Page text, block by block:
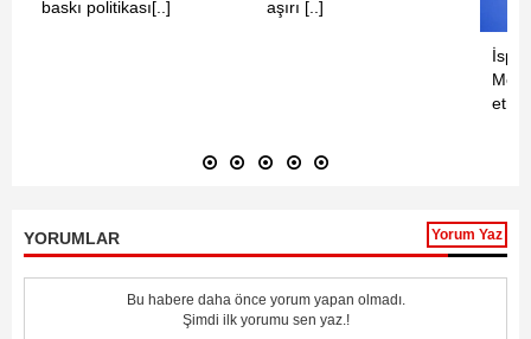
baskı politikası[..]
aşırı [..]
YORUMLAR Yorum Yaz
Bu habere daha önce yorum yapan olmadı.
Şimdi ilk yorumu sen yaz.!